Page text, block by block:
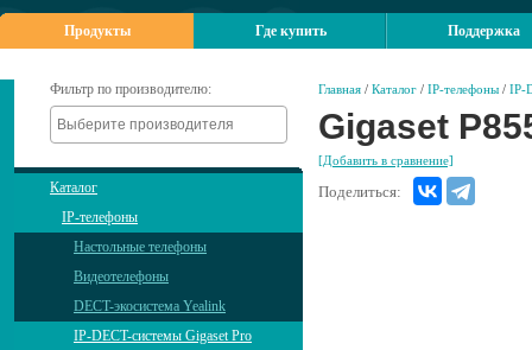
Продукты Где купить Поддержка
Фильтр по производителю:
Каталог
IP-телефоны
Настольные телефоны
Видеотелефоны
DECT-экосистема Yealink
IP-DECT-системы Gigaset Pro
Главная / Каталог / IP-телефоны / IP-
Gigaset
[Добавить в сравнение]
Поделиться: